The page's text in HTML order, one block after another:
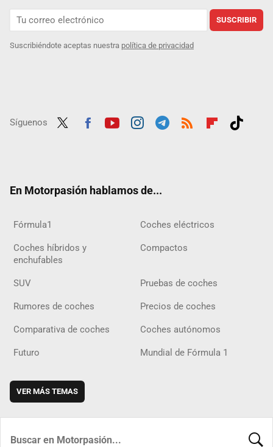
SUSCRIBIR
Suscribiéndote aceptas nuestra política de privacidad
Síguenos
En Motorpasión hablamos de...
Fórmula1 Coches eléctricos
Coches híbridos y
enchufables
Compactos
SUV Pruebas de coches
Rumores de coches Precios de coches
Comparativa de coches Coches autónomos
Futuro Mundial de Fórmula 1
VER MÁS TEMAS